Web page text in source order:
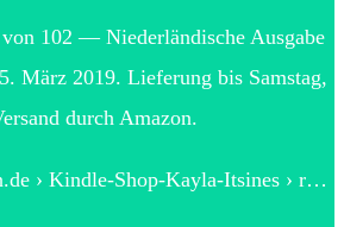
102 — Niederländische Ausgabe
März 2019. Lieferung bis Samstag,
durch Amazon.
› Kindle-Shop-Kayla-Itsines › r…